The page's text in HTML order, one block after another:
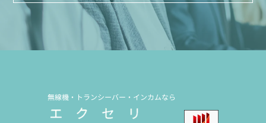
無線機・トランシーバー・インカムなら